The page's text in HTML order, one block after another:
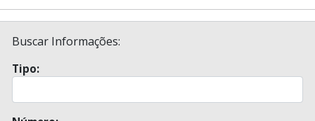
Buscar Informações:
Tipo: